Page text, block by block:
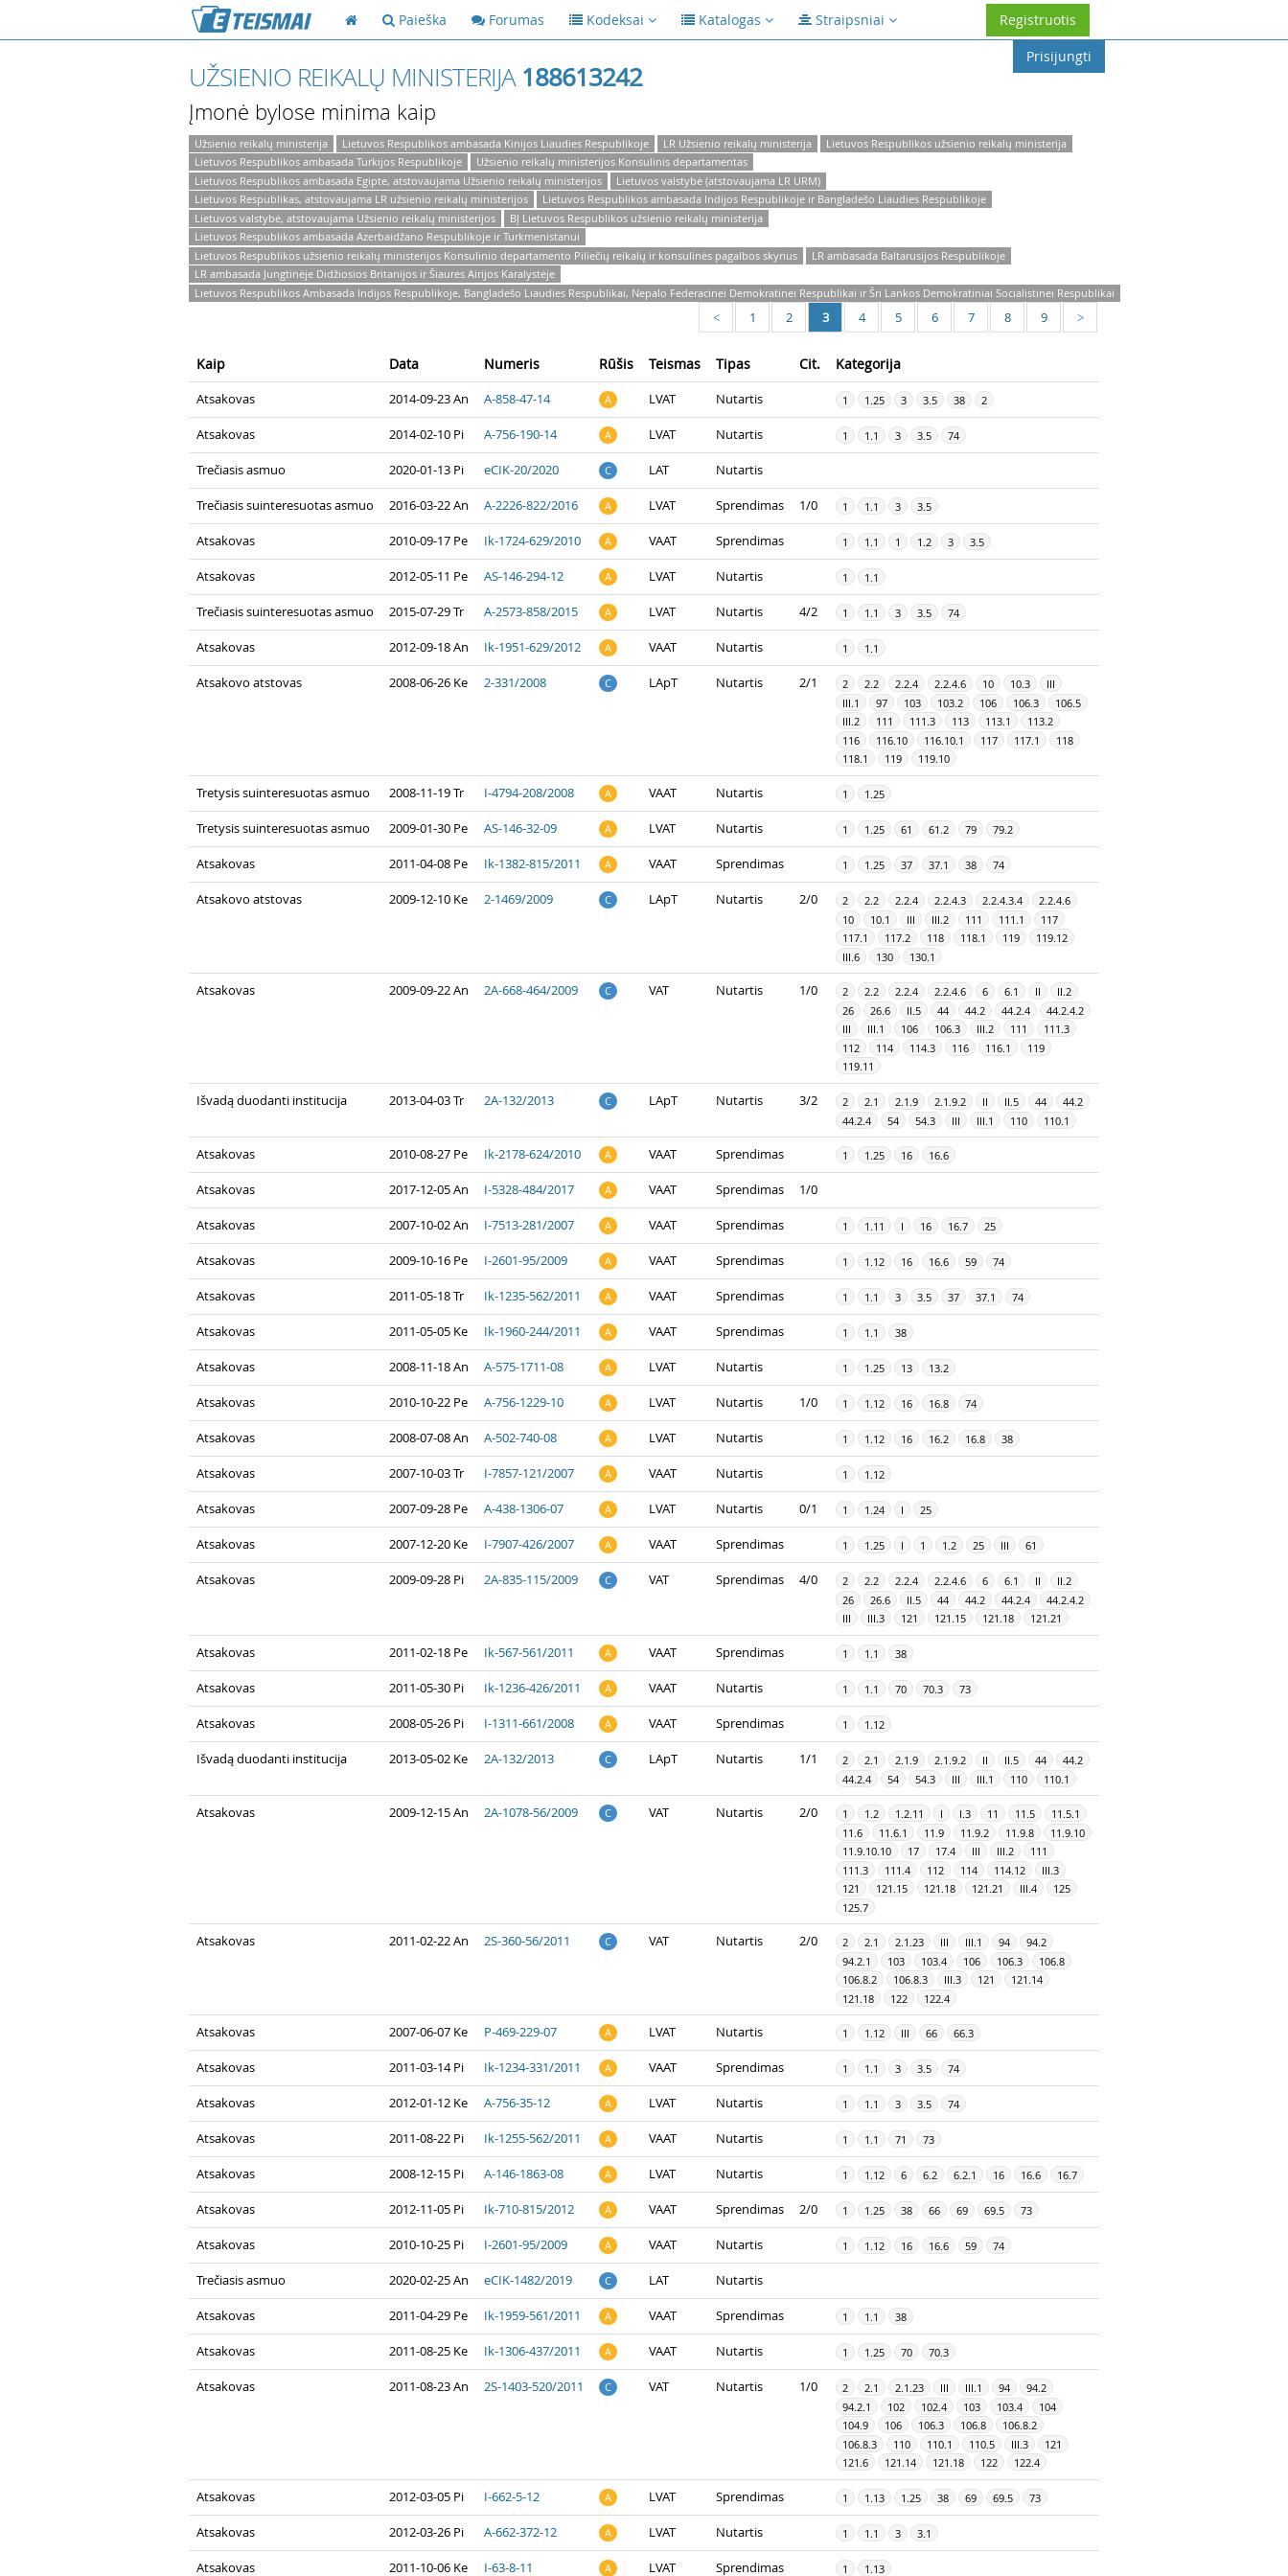
Paieška Forumas Kodeksai Katalogas Straipsniai
Registruotis
Prisijungti
UŽSIENIO REIKALŲ MINISTERIJA 188613242
Įmonė bylose minima kaip
Užsienio reikalų ministerija Lietuvos Respublikos ambasada Kinijos Liaudies Respublikoje LR Užsienio reikalų ministerija
Lietuvos Respublikos užsienio reikalų ministerija
Lietuvos Respublikos ambasada Turkijos Respublikoje
Užsienio reikalų ministerijos Konsulinis departamentas
Lietuvos Respublikos ambasada Egipte, atstovaujama Užsienio reikalų ministerijos
Lietuvos valstybė (atstovaujama LR URM)
Lietuvos Respublikas, atstovaujama LR užsienio reikalų ministerijos
Lietuvos Respublikos ambasada Indijos Respublikoje ir Bangladešo Liaudies Respublikoje
Lietuvos valstybė, atstovaujama Užsienio reikalų ministerijos
BĮ Lietuvos Respublikos užsienio reikalų ministerija
Lietuvos Respublikos ambasada Azerbaidžano Respublikoje ir Turkmenistanui
Lietuvos Respublikos užsienio reikalų ministerijos Konsulinio departamento Piliečių reikalų ir konsulinės pagalbos skyrius
LR ambasada Baltarusijos Respublikoje
LR ambasada Jungtinėje Didžiosios Britanijos ir Šiaurės Airijos Karalystėje
Lietuvos Respublikos Ambasada Indijos Respublikoje, Bangladešo Liaudies Respublikai, Nepalo Federacinei Demokratinei Respublikai ir Šri Lankos Demokratiniai Socialistinei Respublikai
< 1 2 3 4 5 6 7 8 9 >
Kaip Data Numeris Rūšis Teismas Tipas Cit. Kategorija
Atsakovas 2014-09-23 An A-858-47-14 A LVAT Nutartis 1 1.25 3 3.5 38 2
Atsakovas 2014-02-10 Pi A-756-190-14 A LVAT Nutartis 1 1.1 3 3.5 74
Trečiasis asmuo 2020-01-13 Pi eCIK-20/2020 C LAT Nutartis
Trečiasis suinteresuotas asmuo 2016-03-22 An A-2226-822/2016 A LVAT Sprendimas 1/0 1 1.1 3 3.5
Atsakovas 2010-09-17 Pe Ik-1724-629/2010 A VAAT Sprendimas 1 1.1 1 1.2 3 3.5
Atsakovas 2012-05-11 Pe AS-146-294-12 A LVAT Nutartis 1 1.1
Trečiasis suinteresuotas asmuo 2015-07-29 Tr A-2573-858/2015 A LVAT Nutartis 4/2 1 1.1 3 3.5 74
Atsakovas 2012-09-18 An Ik-1951-629/2012 A VAAT Nutartis 1 1.1
Atsakovo atstovas 2008-06-26 Ke 2-331/2008 C LApT Nutartis 2/1 2 2.2 2.2.4 2.2.4.6 10 10.3
III
III.1
97 103 103.2 106 106.3
106.5
III.2
111 111.3 113 113.1
113.2
116
116.10 116.10.1 117 117.1
118
118.1
119 119.10
Tretysis suinteresuotas asmuo 2008-11-19 Tr I-4794-208/2008 A VAAT Nutartis 1 1.25
Tretysis suinteresuotas asmuo 2009-01-30 Pe AS-146-32-09 A LVAT Nutartis 1 1.25 61 61.2 79 79.2
Atsakovas 2011-04-08 Pe Ik-1382-815/2011 A VAAT Sprendimas 1 1.25 37 37.1 38 74
Atsakovo atstovas 2009-12-10 Ke 2-1469/2009 C LApT Nutartis 2/0 2 2.2 2.2.4 2.2.4.3 2.2.4.3.4
2.2.4.6
10
10.1 III III.2 111 111.1
117
117.1
117.2 118 118.1 119
119.12
III.6
130 130.1
Atsakovas 2009-09-22 An 2A-668-464/2009 C VAT Nutartis 1/0 2 2.2 2.2.4 2.2.4.6 6 6.1 II
II.2
26
26.6 II.5 44 44.2 44.2.4
44.2.4.2
III
III.1 106 106.3 III.2 111
111.3
112
114 114.3 116 116.1
119
119.11
Išvadą duodanti institucija 2013-04-03 Tr 2A-132/2013 C LApT Nutartis 3/2 2 2.1 2.1.9 2.1.9.2 II II.5 44
44.2
44.2.4
54 54.3 III III.1 110 110.1
Atsakovas 2010-08-27 Pe Ik-2178-624/2010 A VAAT Sprendimas 1 1.25 16 16.6
Atsakovas 2017-12-05 An I-5328-484/2017 A VAAT Sprendimas 1/0
Atsakovas 2007-10-02 An I-7513-281/2007 A VAAT Sprendimas 1 1.11 I 16 16.7 25
Atsakovas 2009-10-16 Pe I-2601-95/2009 A VAAT Sprendimas 1 1.12 16 16.6 59 74
Atsakovas 2011-05-18 Tr Ik-1235-562/2011 A VAAT Sprendimas 1 1.1 3 3.5 37 37.1 74
Atsakovas 2011-05-05 Ke Ik-1960-244/2011 A VAAT Sprendimas 1 1.1 38
Atsakovas 2008-11-18 An A-575-1711-08 A LVAT Nutartis 1 1.25 13 13.2
Atsakovas 2010-10-22 Pe A-756-1229-10 A LVAT Nutartis 1/0 1 1.12 16 16.8 74
Atsakovas 2008-07-08 An A-502-740-08 A LVAT Nutartis 1 1.12 16 16.2 16.8 38
Atsakovas 2007-10-03 Tr I-7857-121/2007 A VAAT Nutartis 1 1.12
Atsakovas 2007-09-28 Pe A-438-1306-07 A LVAT Nutartis 0/1 1 1.24 I 25
Atsakovas 2007-12-20 Ke I-7907-426/2007 A VAAT Sprendimas 1 1.25 I 1 1.2 25 III 61
Atsakovas 2009-09-28 Pi 2A-835-115/2009 C VAT Sprendimas 4/0 2 2.2 2.2.4 2.2.4.6 6 6.1 II
II.2
26
26.6 II.5 44 44.2 44.2.4
44.2.4.2
III
III.3 121 121.15 121.18 121.21
Atsakovas 2011-02-18 Pe Ik-567-561/2011 A VAAT Sprendimas 1 1.1 38
Atsakovas 2011-05-30 Pi Ik-1236-426/2011 A VAAT Nutartis 1 1.1 70 70.3 73
Atsakovas 2008-05-26 Pi I-1311-661/2008 A VAAT Sprendimas 1 1.12
Išvadą duodanti institucija 2013-05-02 Ke 2A-132/2013 C LApT Nutartis 1/1 2 2.1 2.1.9 2.1.9.2 II II.5 44
44.2
44.2.4
54 54.3 III III.1 110 110.1
Atsakovas 2009-12-15 An 2A-1078-56/2009 C VAT Nutartis 2/0 1 1.2 1.2.11 I I.3 11 11.5
11.5.1
11.6
11.6.1 11.9 11.9.2 11.9.8
11.9.10
11.9.10.10
17 17.4 III III.2
111
111.3
111.4 112 114 114.12
III.3
121
121.15 121.18 121.21 III.4
125
125.7
Atsakovas 2011-02-22 An 2S-360-56/2011 C VAT Nutartis 2/0 2 2.1 2.1.23 III III.1 94
94.2
94.2.1
103 103.4 106 106.3
106.8
106.8.2
106.8.3 III.3 121
121.14
121.18
122 122.4
Atsakovas 2007-06-07 Ke P-469-229-07 A LVAT Nutartis 1 1.12 III 66 66.3
Atsakovas 2011-03-14 Pi Ik-1234-331/2011 A VAAT Sprendimas 1 1.1 3 3.5 74
Atsakovas 2012-01-12 Ke A-756-35-12 A LVAT Nutartis 1 1.1 3 3.5 74
Atsakovas 2011-08-22 Pi Ik-1255-562/2011 A VAAT Nutartis 1 1.1 71 73
Atsakovas 2008-12-15 Pi A-146-1863-08 A LVAT Nutartis 1 1.12 6 6.2 6.2.1 16 16.6 16.7
Atsakovas 2012-11-05 Pi Ik-710-815/2012 A VAAT Sprendimas 2/0 1 1.25 38 66 69 69.5 73
Atsakovas 2010-10-25 Pi I-2601-95/2009 A VAAT Nutartis 1 1.12 16 16.6 59 74
Trečiasis asmuo 2020-02-25 An eCIK-1482/2019 C LAT Nutartis
Atsakovas 2011-04-29 Pe Ik-1959-561/2011 A VAAT Sprendimas 1 1.1 38
Atsakovas 2011-08-25 Ke Ik-1306-437/2011 A VAAT Nutartis 1 1.25 70 70.3
Atsakovas 2011-08-23 An 2S-1403-520/2011 C VAT Nutartis 1/0 2 2.1 2.1.23 III III.1 94
94.2
94.2.1
102 102.4 103 103.4
104
104.9
106 106.3 106.8
106.8.2
106.8.3
110 110.1 110.5 III.3
121
121.6
121.14 121.18 122 122.4
Atsakovas 2012-03-05 Pi I-662-5-12 A LVAT Sprendimas 1 1.13 1.25 38 69 69.5 73
Atsakovas 2012-03-26 Pi A-662-372-12 A LVAT Nutartis 1 1.1 3 3.1
Atsakovas 2011-10-06 Ke I-63-8-11 A LVAT Sprendimas 1 1.13